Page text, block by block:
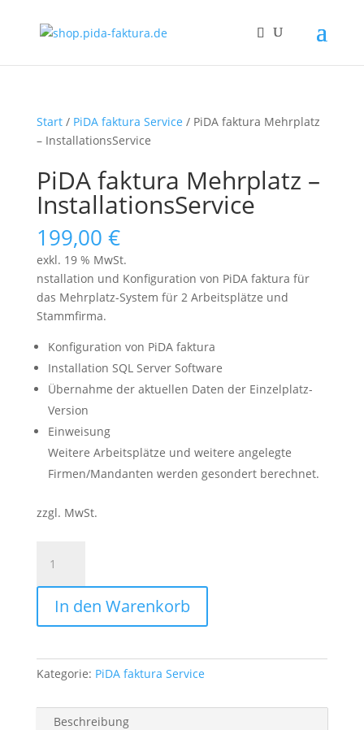
Start/ PiDA faktura Service / PiDA faktura Mehrplatz
– InstallationsService
PiDA faktura Mehrplatz –
InstallationsService
199,00 €
exkl. 19 % MwSt.
nstallation und Konfiguration von PiDA faktura für
das Mehrplatz-System für 2 Arbeitsplätze und
Stammfirma.
Konfiguration von PiDA faktura
Installation SQL Server Software
Übernahme der aktuellen Daten der Einzelplatz-
Version
Einweisung
Weitere Arbeitsplätze und weitere angelegte
Firmen/Mandanten werden gesondert berechnet.
zzgl. MwSt.
faktura
Mehrplatz
InstallationsService
In den Warenkorb
Kategorie: PiDA faktura Service
Beschreibung